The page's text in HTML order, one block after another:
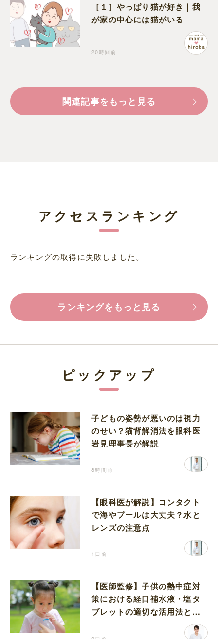
［１］やっぱり猫が好き｜我
が家の中心には猫がいる
20時間前
関連記事をもっと見る
アクセスランキング
ランキングの取得に失敗しました。
ランキングをもっと見る
ピックアップ
子どもの姿勢が悪いのは視力
のせい？猫背解消法を眼科医
岩見理事長が解説
8時間前
【眼科医が解説】コンタクト
で海やプールは大丈夫？水と
レンズの注意点
1日前
【医師監修】子供の熱中症対
策における経口補水液・塩タ
ブレットの適切な活用法と水